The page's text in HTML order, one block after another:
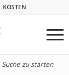
KOSTEN
zu starten